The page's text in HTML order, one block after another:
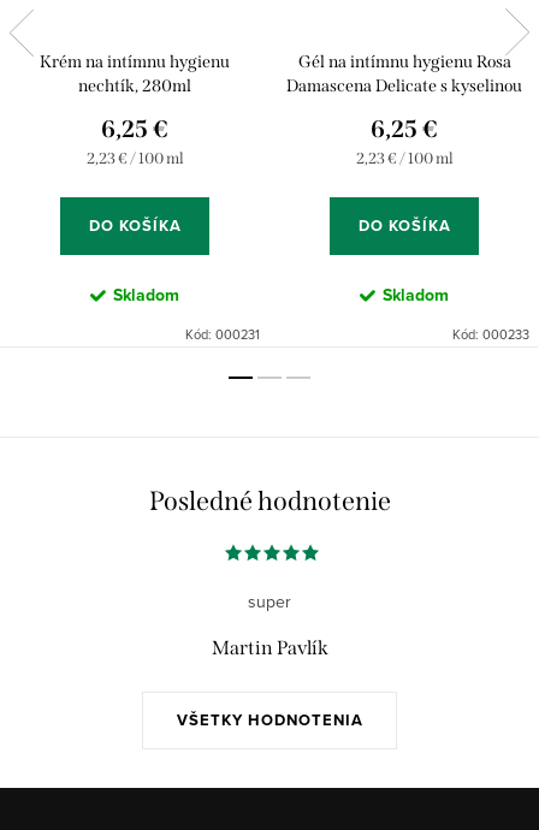
Krém na intímnu hygienu
nechtík, 280ml
6,25 €
Jednotková
2,23 € / 100 ml
DO KOŠÍKA
Skladom
Kód: 000231
Gél na intímnu hygienu Rosa
Damascena Delicate s kyselinou
6,25 €
Jednotková
2,23 € / 100 ml
DO KOŠÍKA
Skladom
Kód: 000233
Posledné hodnotenie
VŠETKY HODNOTENIA
super
Martin Pavlík